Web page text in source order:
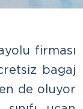
firması
bagaj
de oluyor